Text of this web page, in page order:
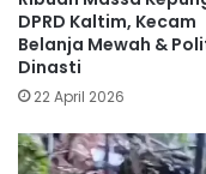
DPRD Kaltim, Kecam
Belanja Mewah &
Dinasti
22 April 2026